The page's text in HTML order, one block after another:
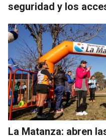
seguridad y los
La Matanza: abren